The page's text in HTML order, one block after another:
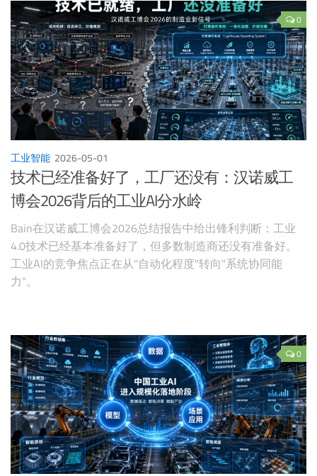
0
工业智能 2026-05-01
技术已经准备好了，工厂还没有：汉诺威工
博会2026背后的工业AI分水岭
Bain在汉诺威工博会2026总结报告中给出锋利判断：工业
4.0技术已经基本准备好了，但多数制造商还没有准备好。
工业AI的竞争焦点正在从"自动化程度"转向"系统协同能
力"。
0